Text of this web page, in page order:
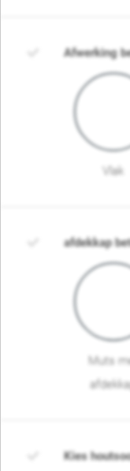
Afwerking
Vlak
afdekkap
Muts
Kies